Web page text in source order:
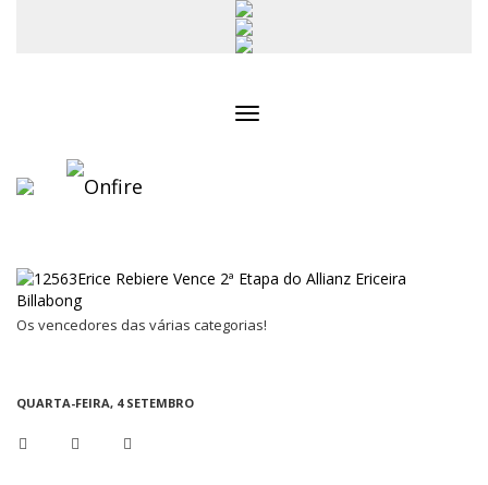
Os vencedores das várias categorias!
QUARTA-FEIRA, 4 SETEMBRO